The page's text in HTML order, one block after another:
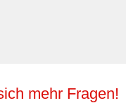
mehr Fragen!